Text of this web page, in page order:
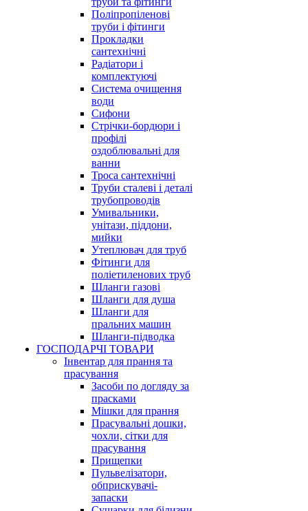
Поліпропіленові
труби і фітинги
Прокладки
сантехнічні
Радіатори і
комплектуючі
Система очищення
води
Сифони
Стрічки-бордюри і
профілі
оздоблювальні для
ванни
Троса сантехнічні
Труби сталеві і деталі
трубопроводів
Умивальники,
унітази, піддони,
мийки
Утеплювач для труб
Фітинги для
поліетиленових труб
Шланги газові
Шланги для душа
Шланги для
пральних машин
Шланги-підводка
ГОСПОДАРЧІ ТОВАРИ
Інвентар для прання та
прасування
Засоби по догляду за
прасками
Мішки для прання
Прасувальні дошки,
чохли, сітки для
прасування
Прищепки
Пульвелізатори,
обприскувачі-
запаски